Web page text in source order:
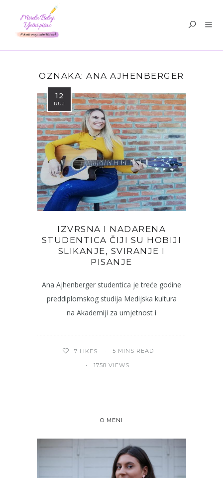
OZNAKA:ANA AJHENBERGER
12
RUJ
IZVRSNA I NADARENA
STUDENTICA ČIJI SU HOBIJI
SLIKANJE, SVIRANJE I
PISANJE
Ana Ajhenberger studentica je treće godine
preddiplomskog studija Medijska kultura
na Akademiji za umjetnost i
7 LIKES 5 MINS READ
1758 VIEWS
O MENI